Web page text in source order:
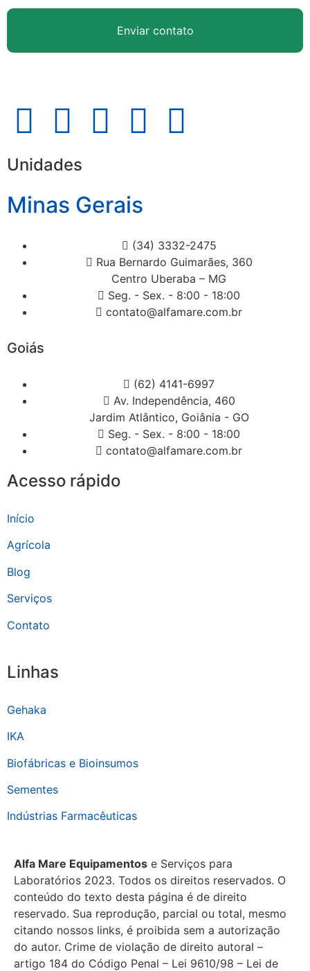
Enviar contato
Unidades
Minas Gerais
(34) 3332-2475
Rua Bernardo Guimarães, 360
Centro Uberaba – MG
Seg. - Sex. - 8:00 - 18:00
contato@alfamare.com.br
Goiás
(62) 4141-6997
Av. Independência, 460
Jardim Atlântico, Goiânia - GO
Seg. - Sex. - 8:00 - 18:00
contato@alfamare.com.br
Acesso rápido
Início
Agrícola
Blog
Serviços
Contato
Linhas
Gehaka
IKA
Biofábricas e Bioinsumos
Sementes
Indústrias Farmacêuticas
Alfa Mare Equipamentos e Serviços para
Laboratórios 2023. Todos os direitos reservados. O
conteúdo do texto desta página é de direito
reservado. Sua reprodução, parcial ou total, mesmo
citando nossos links, é proibida sem a autorização
do autor. Crime de violação de direito autoral –
artigo 184 do Código Penal – Lei 9610/98 – Lei de